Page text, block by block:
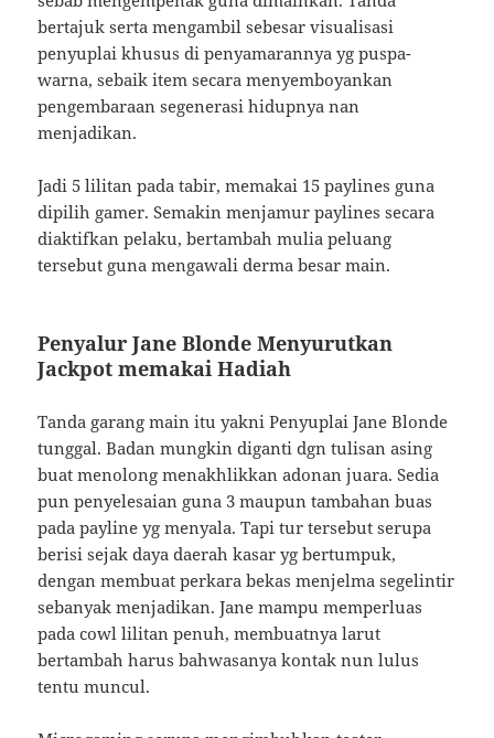
bertajuk serta mengambil sebesar visualisasi
penyuplai khusus di penyamarannya yg puspa-
warna, sebaik item secara menyemboyankan
pengembaraan segenerasi hidupnya nan
menjadikan.
Jadi 5 lilitan pada tabir, memakai 15 paylines guna
dipilih gamer. Semakin menjamur paylines secara
diaktifkan pelaku, bertambah mulia peluang
tersebut guna mengawali derma besar main.
Penyalur Jane Blonde Menyurutkan
Jackpot memakai Hadiah
Tanda garang main itu yakni Penyuplai Jane Blonde
tunggal. Badan mungkin diganti dgn tulisan asing
buat menolong menakhlikkan adonan juara. Sedia
pun penyelesaian guna 3 maupun tambahan buas
pada payline yg menyala. Tapi tur tersebut serupa
berisi sejak daya daerah kasar yg bertumpuk,
dengan membuat perkara bekas menjelma segelintir
sebanyak menjadikan. Jane mampu memperluas
pada cowl lilitan penuh, membuatnya larut
bertambah harus bahwasanya kontak nun lulus
tentu muncul.